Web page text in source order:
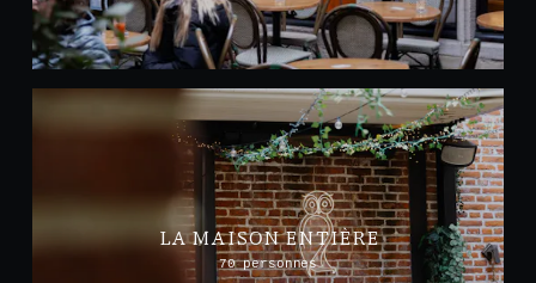
LA MAISON ENTIÈRE
70 personnes